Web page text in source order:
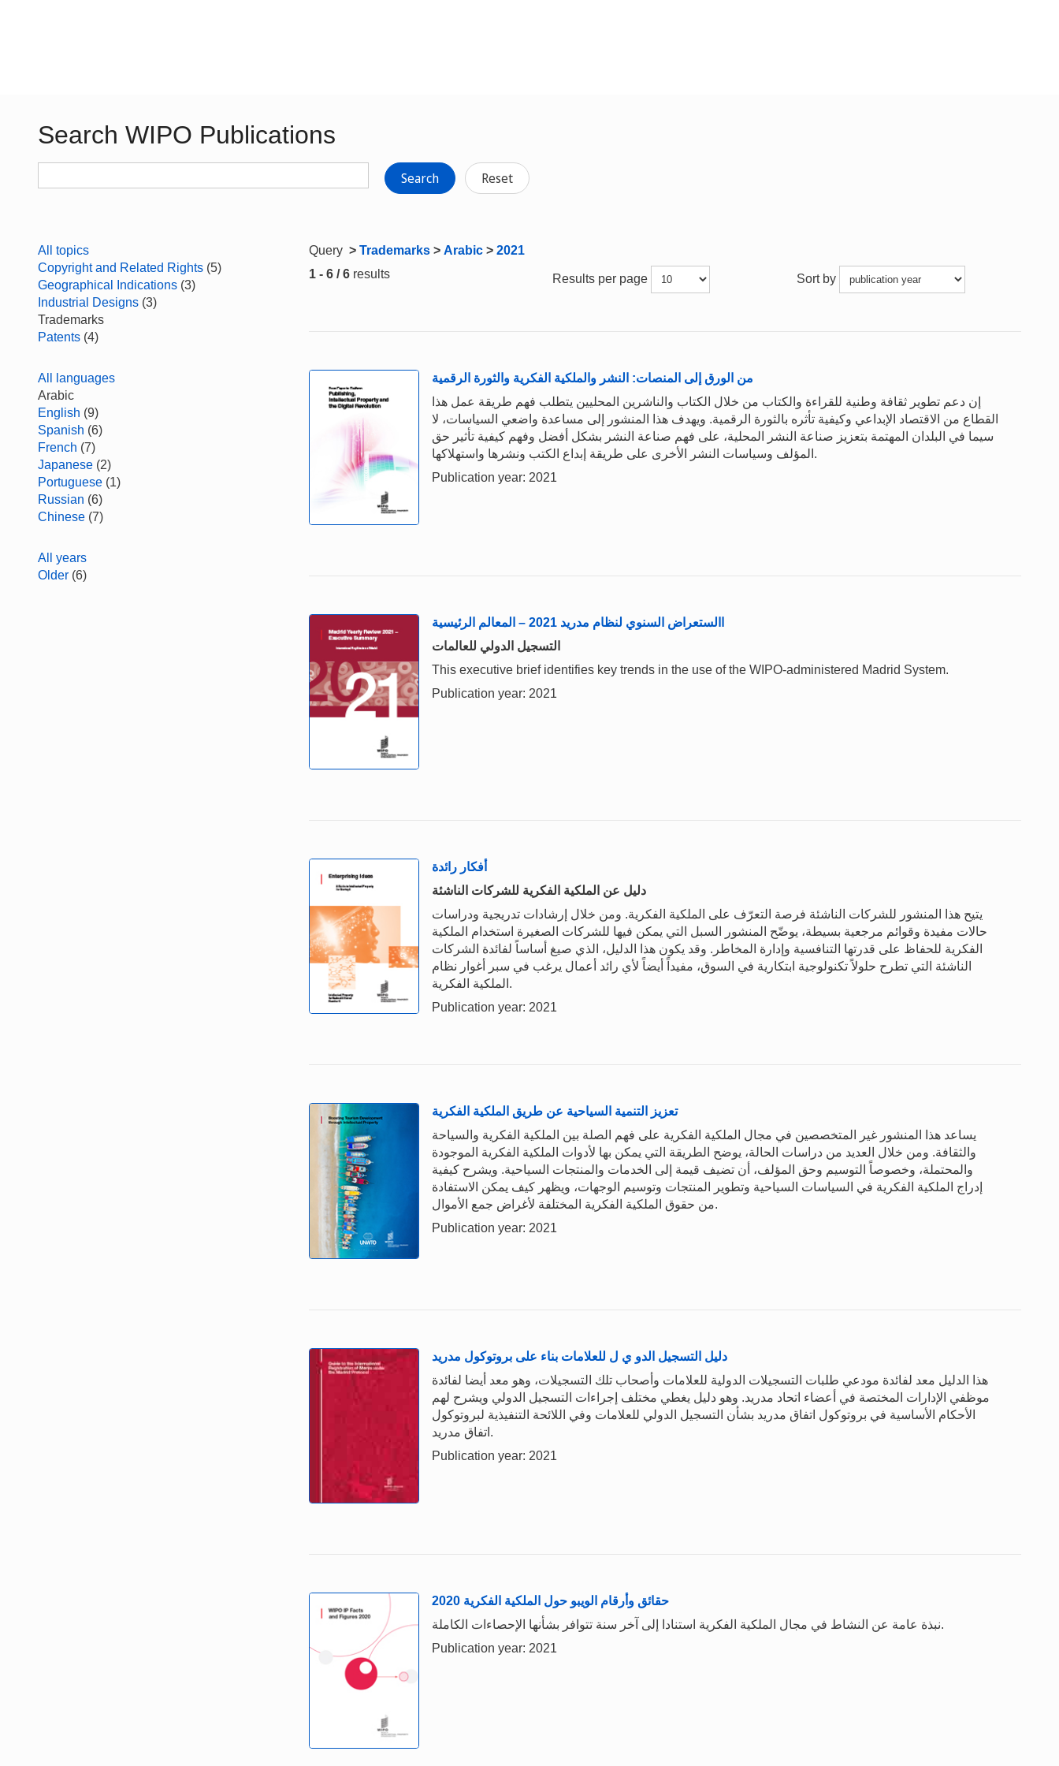
Search WIPO Publications
Search Reset
All topics
Copyright and Related Rights (5)
Geographical Indications (3)
Industrial Designs (3)
Trademarks
Patents (4)
All languages
Arabic
English (9)
Spanish (6)
French (7)
Japanese (2)
Portuguese (1)
Russian (6)
Chinese (7)
All years
Older (6)
Query > Trademarks > Arabic > 2021
1 - 6 / 6 results Results per page Sort by
من الورق إلى المنصات: النشر والملكية الفكرية والثورة الرقمية
إن دعم تطوير ثقافة وطنية للقراءة والكتاب من خلال الكتاب والناشرين المحليين يتطلب فهم طريقة عمل هذا
القطاع من الاقتصاد الإبداعي وكيفية تأثره بالثورة الرقمية. ويهدف هذا المنشور إلى مساعدة واضعي السياسات، لا
سيما في البلدان المهتمة بتعزيز صناعة النشر المحلية، على فهم صناعة النشر بشكل أفضل وفهم كيفية تأثير حق
المؤلف وسياسات النشر الأخرى على طريقة إبداع الكتب ونشرها واستهلاكها.
Publication year: 2021
االستعراض السنوي لنظام مدريد 2021 – المعالم الرئيسية
التسجيل الدولي للعالمات
This executive brief identifies key trends in the use of the WIPO-administered Madrid System.
Publication year: 2021
أفكار رائدة
دليل عن الملكية الفكرية للشركات الناشئة
يتيح هذا المنشور للشركات الناشئة فرصة التعرّف على الملكية الفكرية. ومن خلال إرشادات تدريجية ودراسات
حالات مفيدة وقوائم مرجعية بسيطة، يوضّح المنشور السبل التي يمكن فيها للشركات الصغيرة استخدام الملكية
الفكرية للحفاظ على قدرتها التنافسية وإدارة المخاطر. وقد يكون هذا الدليل، الذي صيغ أساساً لفائدة الشركات
الناشئة التي تطرح حلولاً تكنولوجية ابتكارية في السوق، مفيداً أيضاً لأي رائد أعمال يرغب في سبر أغوار نظام
الملكية الفكرية.
Publication year: 2021
تعزيز التنمية السياحية عن طريق الملكية الفكرية
يساعد هذا المنشور غير المتخصصين في مجال الملكية الفكرية على فهم الصلة بين الملكية الفكرية والسياحة
والثقافة. ومن خلال العديد من دراسات الحالة، يوضح الطريقة التي يمكن بها لأدوات الملكية الفكرية الموجودة
والمحتملة، وخصوصاً التوسيم وحق المؤلف، أن تضيف قيمة إلى الخدمات والمنتجات السياحية. ويشرح كيفية
إدراج الملكية الفكرية في السياسات السياحية وتطوير المنتجات وتوسيم الوجهات، ويظهر كيف يمكن الاستفادة
من حقوق الملكية الفكرية المختلفة لأغراض جمع الأموال.
Publication year: 2021
دليل التسجيل الدو ي ل للعلامات بناء على بروتوكول مدريد
هذا الدليل معد لفائدة مودعي طلبات التسجيلات الدولية للعلامات وأصحاب تلك التسجيلات، وهو معد أيضا لفائدة
موظفي الإدارات المختصة في أعضاء اتحاد مدريد. وهو دليل يغطي مختلف إجراءات التسجيل الدولي ويشرح لهم
الأحكام الأساسية في بروتوكول اتفاق مدريد بشأن التسجيل الدولي للعلامات وفي اللائحة التنفيذية لبروتوكول
اتفاق مدريد.
Publication year: 2021
حقائق وأرقام الويبو حول الملكية الفكرية 2020
نبذة عامة عن النشاط في مجال الملكية الفكرية استنادا إلى آخر سنة تتوافر بشأنها الإحصاءات الكاملة.
Publication year: 2021